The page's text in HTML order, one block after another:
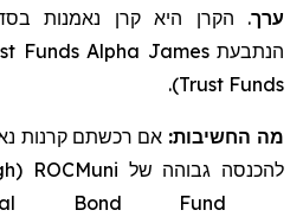
ערך.
הקרן היא קרן נאמנות
הנתבעת James
Alpha
Funds
Funds
Trust
).
מה החשיבות: אם רכשתםקרנות
להכנסה גבוהה של ROCMuni
(
Bond Fund